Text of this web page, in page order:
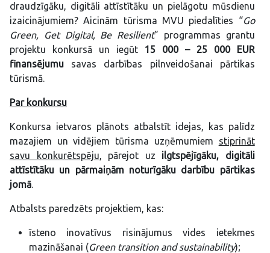
draudzīgāku, digitāli attīstītāku un pielāgotu mūsdienu
izaicinājumiem? Aicinām tūrisma MVU piedalīties “Go
Green, Get Digital, Be Resilient” programmas grantu
projektu konkursā un iegūt 15 000 – 25 000 EUR
finansējumu savas darbības pilnveidošanai pārtikas
tūrismā.
Par konkursu
Konkursa ietvaros plānots atbalstīt idejas, kas palīdz
mazajiem un vidējiem tūrisma uzņēmumiem stiprināt
savu konkurētspēju, pārejot uz ilgtspējīgāku, digitāli
attīstītāku un pārmaiņām noturīgāku darbību pārtikas
jomā.
Atbalsts paredzēts projektiem, kas:
īsteno inovatīvus risinājumus vides ietekmes
mazināšanai (Green transition and sustainability);